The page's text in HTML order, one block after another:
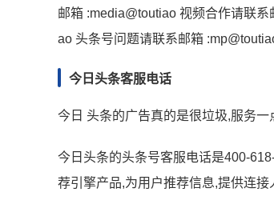
邮箱 :media@toutiao 视频合作请联
ao 头条号问题请联系邮箱
今日头条客服电话
今日 头条的广告真的是很垃圾,服务
今日头条的头条号客服电话是400-
荐引擎产品,为用户推荐信息,提供连接